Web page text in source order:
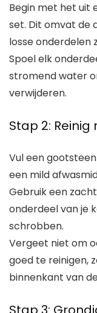
Begin met het uit
set. Dit omvat de
losse onderdelen
Spoel elk
stromend water
verwijderen.
Stap 2:
Vul een
een mild
Gebruik een
onderdeel van je
schrobben.
Vergeet niet om
goed te reinigen,
binnenkant van